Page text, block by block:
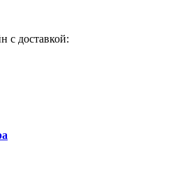
с доставкой: